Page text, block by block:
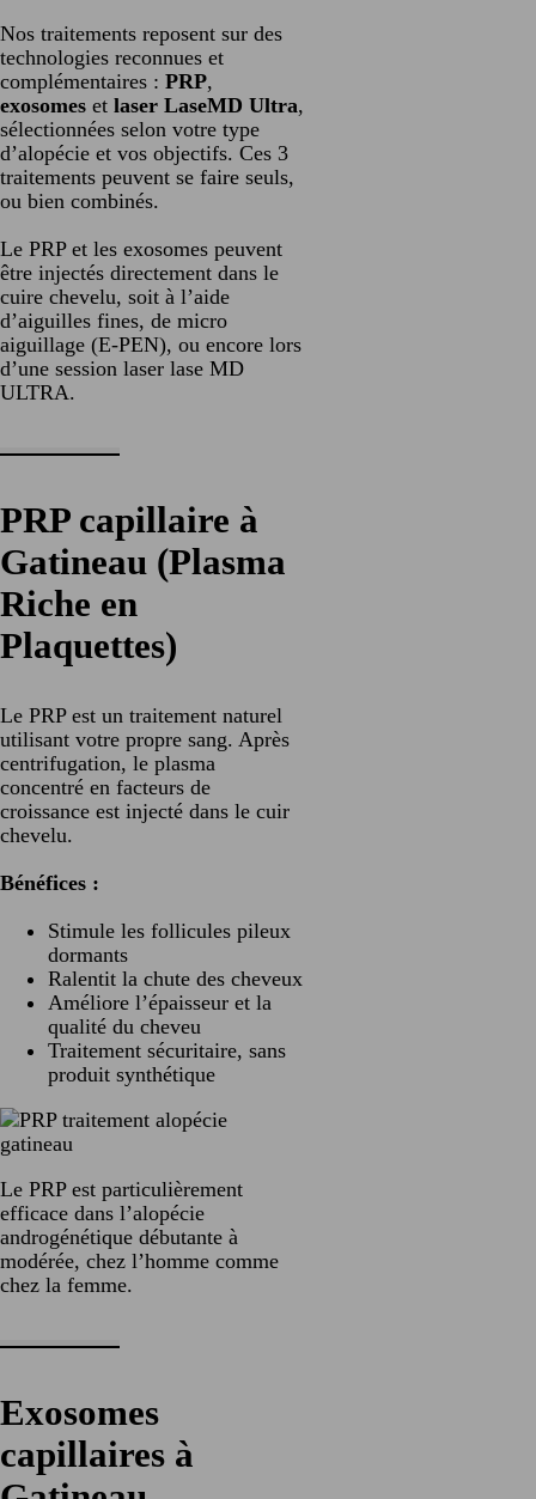
Nos traitements reposent sur des
technologies reconnues et
complémentaires : PRP,
exosomes et laser LaseMD Ultra,
sélectionnées selon votre type
d’alopécie et vos objectifs. Ces 3
traitements peuvent se faire seuls,
ou bien combinés.
Le PRP et les exosomes peuvent
être injectés directement dans le
cuire chevelu, soit à l’aide
d’aiguilles fines, de micro
aiguillage (E-PEN), ou encore lors
d’une session laser lase MD
ULTRA.
PRP capillaire à
Gatineau (Plasma
Riche en
Plaquettes)
Le PRP est un traitement naturel
utilisant votre propre sang. Après
centrifugation, le plasma
concentré en facteurs de
croissance est injecté dans le cuir
chevelu.
Bénéfices :
Stimule les follicules pileux
dormants
Ralentit la chute des cheveux
Améliore l’épaisseur et la
qualité du cheveu
Traitement sécuritaire, sans
produit synthétique
Le PRP est particulièrement
efficace dans l’alopécie
androgénétique débutante à
modérée, chez l’homme comme
chez la femme.
Exosomes
capillaires à